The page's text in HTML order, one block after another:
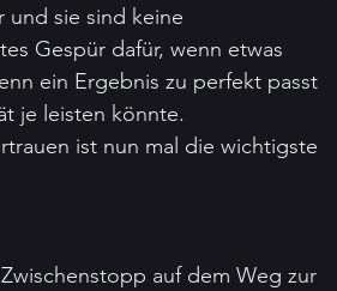
und sie sind keine
Gespür dafür, wenn etwas
ein Ergebnis zu perfekt passt
je leisten könnte.
ist nun mal die wichtigste
auf dem Weg zur